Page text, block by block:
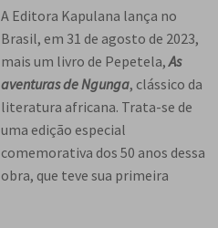
e
n
t
e
n
d
e
n
t
e
c
e
n
d
e
n
t
e
e
s
c
e
n
d
e
n
A Editora Kapulana lança no
Brasil, em 31 de agosto de 2023,
mais um livro de Pepetela,As
aventuras de Ngunga, clássico da
literatura africana. Trata-se de
uma edição especial
comemorativa dos 50 anos dessa
obra, que teve sua primeira